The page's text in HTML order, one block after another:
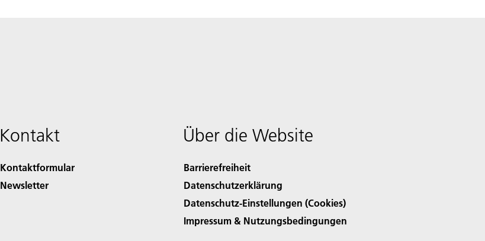
Kontakt
Kontaktformular
Newsletter
Über die Website
Barrierefreiheit
Datenschutzerklärung
Datenschutz-Einstellungen (Cookies)
Impressum & Nutzungsbedingungen